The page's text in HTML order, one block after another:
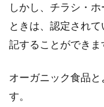
で
しかし、チラシ・
ときは、認定され
記することができま
オーガニック食品
す。